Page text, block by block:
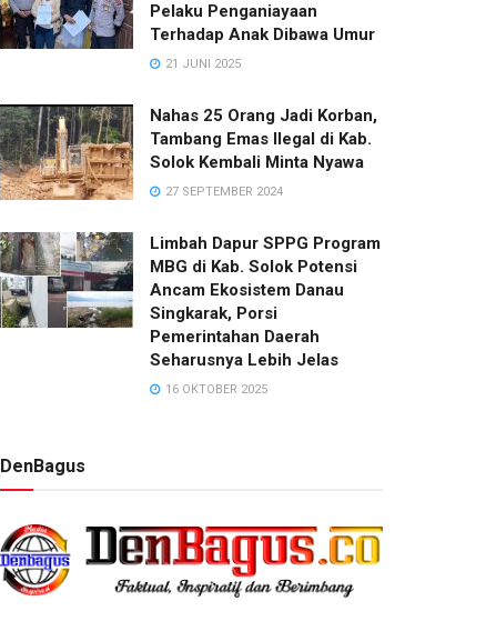
Pelaku Penganiayaan
Terhadap Anak Dibawa Umur
21 JUNI 2025
Nahas 25 Orang Jadi Korban,
Tambang Emas Ilegal di Kab.
Solok Kembali Minta Nyawa
27 SEPTEMBER 2024
Limbah Dapur SPPG Program
MBG di Kab. Solok Potensi
Ancam Ekosistem Danau
Singkarak, Porsi
Pemerintahan Daerah
Seharusnya Lebih Jelas
16 OKTOBER 2025
DenBagus